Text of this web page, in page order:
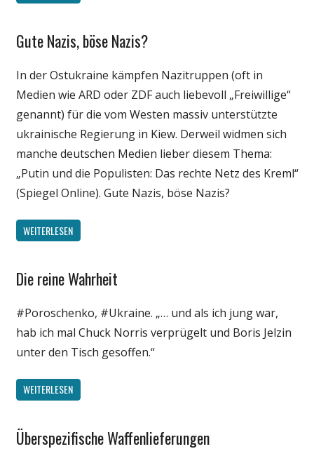
Gesellschaft
Medien
Politik
Gute Nazis, böse Nazis?
In der Ostukraine kämpfen Nazitruppen (oft in
Medien wie ARD oder ZDF auch liebevoll „Freiwillige“
genannt) für die vom Westen massiv unterstützte
ukrainische Regierung in Kiew. Derweil widmen sich
manche deutschen Medien lieber diesem Thema:
„Putin und die Populisten: Das rechte Netz des Kreml“
(Spiegel Online). Gute Nazis, böse Nazis?
WEITERLESEN
Gesellschaft
Medien
Politik
Satire
Spruch
Unterhaltung
Die reine Wahrheit
#Poroschenko, #Ukraine. „… und als ich jung war,
hab ich mal Chuck Norris verprügelt und Boris Jelzin
unter den Tisch gesoffen.“
WEITERLESEN
Gesellschaft
Überspezifische Waffenlieferungen